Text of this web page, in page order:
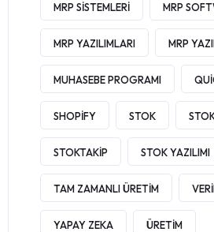
MRP SISTEMLERI MRP
MRP YAZILIMLARI MRP
MUHASEBE PROGRAMI
SHOPIFY STOK
STOKTAKIP STOK YAZILIMI
TAM ZAMANLI ÜRETIM
YAPAY ZEKA ÜRETIM